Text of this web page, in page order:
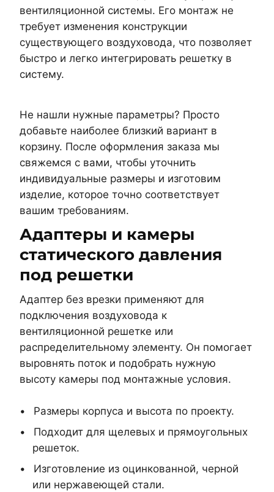
вентиляционной системы. Его монтаж не
требует изменения конструкции
существующего воздуховода, что позволяет
быстро и легко интегрировать решетку в
систему.
Не нашли нужные параметры? Просто
добавьте наиболее близкий вариант в
корзину. После оформления заказа мы
свяжемся с вами, чтобы уточнить
индивидуальные размеры и изготовим
изделие, которое точно соответствует
вашим требованиям.
Адаптеры и камеры
статического давления
под решетки
Адаптер без врезки применяют для
подключения воздуховода к
вентиляционной решетке или
распределительному элементу. Он помогает
выровнять поток и подобрать нужную
высоту камеры под монтажные условия.
Размеры корпуса и высота по проекту.
Подходит для щелевых и прямоугольных
решеток.
Изготовление из оцинкованной, черной
или нержавеющей стали.